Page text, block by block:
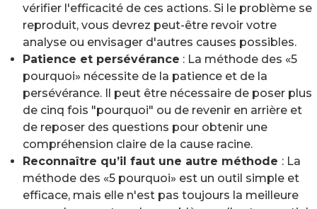
vérifier l'efficacité de ces actions. Si le problème se
reproduit, vous devrez peut-être revoir votre
analyse ou envisager d'autres causes possibles.
Patience et persévérance : La méthode des «5
pourquoi» nécessite de la patience et de la
persévérance. Il peut être nécessaire de poser plus
de cinq fois "pourquoi" ou de revenir en arrière et
de reposer des questions pour obtenir une
compréhension claire de la cause racine.
Reconnaître qu’il faut une autre méthode : La
méthode des «5 pourquoi» est un outil simple et
efficace, mais elle n'est pas toujours la meilleure